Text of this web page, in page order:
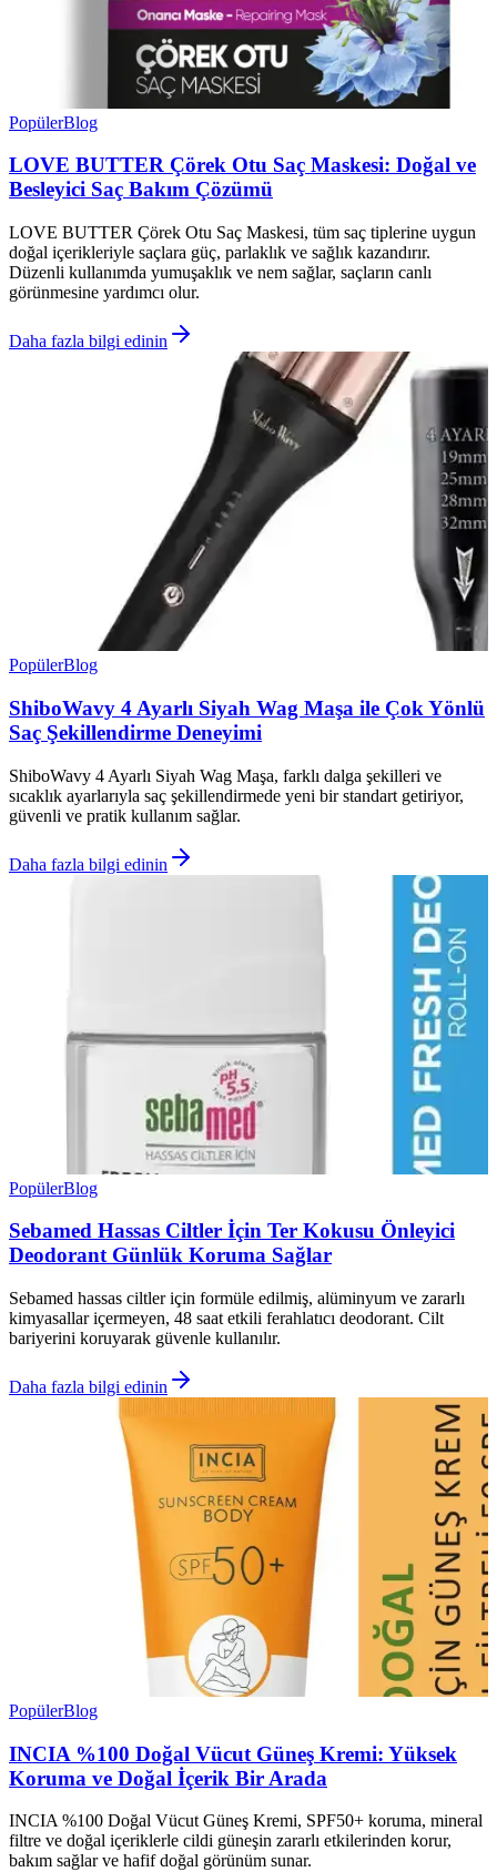
PopülerBlog
LOVE BUTTER Çörek Otu Saç Maskesi: Doğal ve
Besleyici Saç Bakım Çözümü
LOVE BUTTER Çörek Otu Saç Maskesi, tüm saç tiplerine uygun
doğal içerikleriyle saçlara güç, parlaklık ve sağlık kazandırır.
Düzenli kullanımda yumuşaklık ve nem sağlar, saçların canlı
görünmesine yardımcı olur.
Daha fazla bilgi edinin
PopülerBlog
ShiboWavy 4 Ayarlı Siyah Wag Maşa ile Çok Yönlü
Saç Şekillendirme Deneyimi
ShiboWavy 4 Ayarlı Siyah Wag Maşa, farklı dalga şekilleri ve
sıcaklık ayarlarıyla saç şekillendirmede yeni bir standart getiriyor,
güvenli ve pratik kullanım sağlar.
Daha fazla bilgi edinin
PopülerBlog
Sebamed Hassas Ciltler İçin Ter Kokusu Önleyici
Deodorant Günlük Koruma Sağlar
Sebamed hassas ciltler için formüle edilmiş, alüminyum ve zararlı
kimyasallar içermeyen, 48 saat etkili ferahlatıcı deodorant. Cilt
bariyerini koruyarak güvenle kullanılır.
Daha fazla bilgi edinin
PopülerBlog
INCIA %100 Doğal Vücut Güneş Kremi: Yüksek
Koruma ve Doğal İçerik Bir Arada
INCIA %100 Doğal Vücut Güneş Kremi, SPF50+ koruma, mineral
filtre ve doğal içeriklerle cildi güneşin zararlı etkilerinden korur,
bakım sağlar ve hafif doğal görünüm sunar.